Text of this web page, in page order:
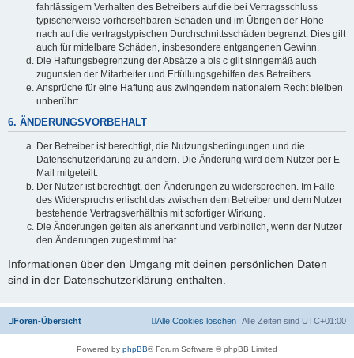
fahrlässigem Verhalten des Betreibers auf die bei Vertragsschluss
typischerweise vorhersehbaren Schäden und im Übrigen der Höhe
nach auf die vertragstypischen Durchschnittsschäden begrenzt. Dies gilt
auch für mittelbare Schäden, insbesondere entgangenen Gewinn.
Die Haftungsbegrenzung der Absätze a bis c gilt sinngemäß auch
zugunsten der Mitarbeiter und Erfüllungsgehilfen des Betreibers.
Ansprüche für eine Haftung aus zwingendem nationalem Recht bleiben
unberührt.
6. ÄNDERUNGSVORBEHALT
Der Betreiber ist berechtigt, die Nutzungsbedingungen und die
Datenschutzerklärung zu ändern. Die Änderung wird dem Nutzer per E-
Mail mitgeteilt.
Der Nutzer ist berechtigt, den Änderungen zu widersprechen. Im Falle
des Widerspruchs erlischt das zwischen dem Betreiber und dem Nutzer
bestehende Vertragsverhältnis mit sofortiger Wirkung.
Die Änderungen gelten als anerkannt und verbindlich, wenn der Nutzer
den Änderungen zugestimmt hat.
Informationen über den Umgang mit deinen persönlichen Daten
sind in der Datenschutzerklärung enthalten.
Foren-Übersicht Alle Zeiten sind UTC+01:00
Alle Cookies löschen
Powered by phpBB® Forum Software © phpBB Limited